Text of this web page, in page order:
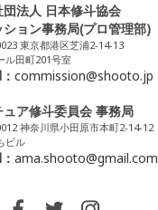
団法人 日本修斗協会
ション事務局(プロ管理部)
東京都港区芝浦2-14-13
ル田町201号室
commission@shooto.jp
ュア修斗委員会 事務局
神奈川県小田原市本町2-14-12
ビル
ama.shooto@gmail.com